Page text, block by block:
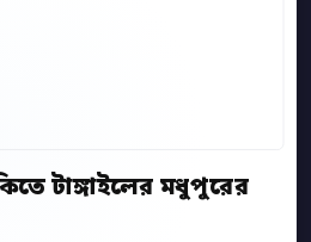
টাঙ্গাইলের মধুপুরের